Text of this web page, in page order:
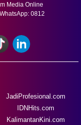
Media Online
0812
JadiProfesional.com
IDNHits.com
KalimantanKini.com